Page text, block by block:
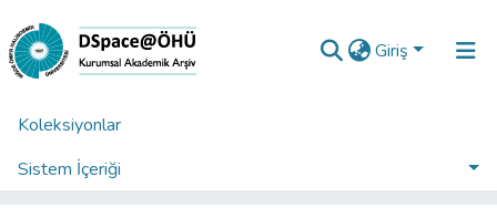
Giriş
Koleksiyonlar
Sistem İçeriği
Ana Sayfa